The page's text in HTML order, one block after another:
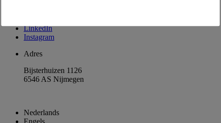
LinkedIn
Instagram
Adres
Bijsterhuizen 1126
6546 AS Nijmegen
Nederlands
Engels